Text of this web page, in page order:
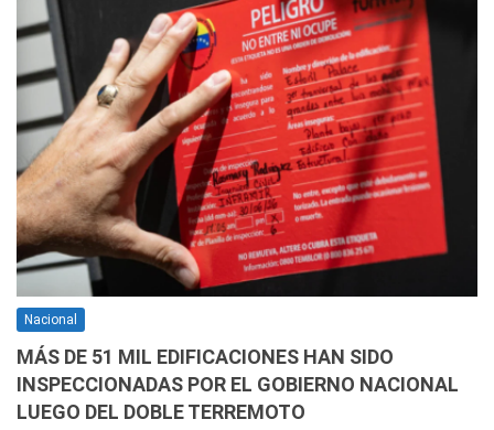
Nacional
MÁS DE 51 MIL EDIFICACIONES HAN SIDO
INSPECCIONADAS POR EL GOBIERNO NACIONAL
LUEGO DEL DOBLE TERREMOTO